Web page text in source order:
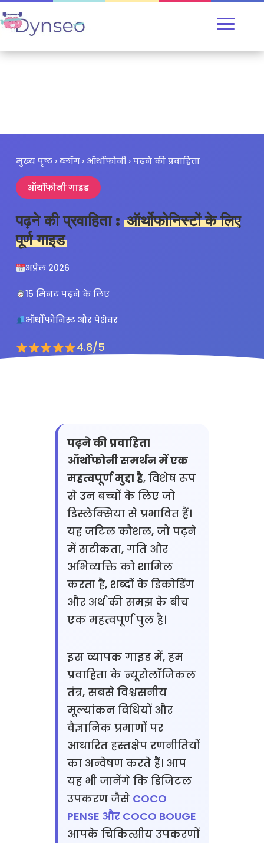
मुख्य पृष्ठ › ब्लॉग › ऑर्थोफोनी › पढ़ने की प्रवाहिता
ऑर्थोफोनी गाइड
पढ़ने की प्रवाहिता : ऑर्थोफोनिस्टों के लिए
पूर्ण गाइड
अप्रैल 2026
15 मिनट पढ़ने के लिए
ऑर्थोफोनिस्ट और पेशेवर
4.8/5
पढ़ने की प्रवाहिता
ऑर्थोफोनी समर्थन में एक
महत्वपूर्ण मुद्दा है, विशेष रूप
से उन बच्चों के लिए जो
डिस्लेक्सिया से प्रभावित हैं।
यह जटिल कौशल, जो पढ़ने
में सटीकता, गति और
अभिव्यक्ति को शामिल
करता है, शब्दों के डिकोडिंग
और अर्थ की समझ के बीच
एक महत्वपूर्ण पुल है।
इस व्यापक गाइड में, हम
प्रवाहिता के न्यूरोलॉजिकल
तंत्र, सबसे विश्वसनीय
मूल्यांकन विधियों और
वैज्ञानिक प्रमाणों पर
आधारित हस्तक्षेप रणनीतियों
का अन्वेषण करते हैं। आप
यह भी जानेंगे कि डिजिटल
उपकरण जैसे COCO
PENSE और COCO BOUGE
आपके चिकित्सीय उपकरणों